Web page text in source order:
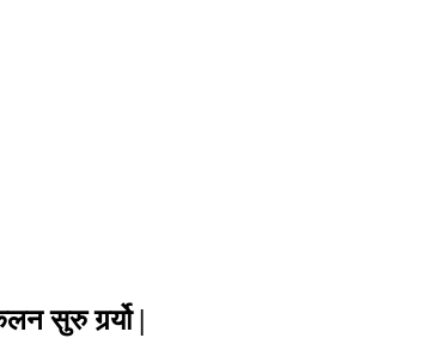
सुरु गर्र्यो |